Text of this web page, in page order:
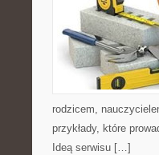
rodzicem,
przykłady, które
Ideą serwisu […]